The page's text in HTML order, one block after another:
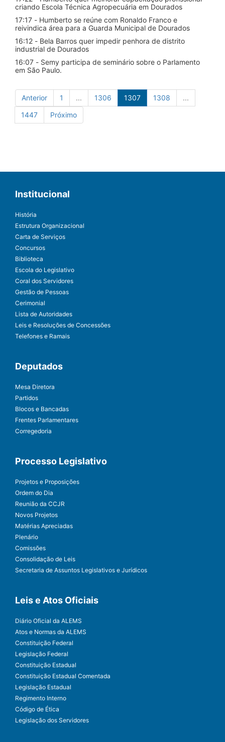
criando Escola Técnica Agropecuária em Dourados
17:17 - Humberto se reúne com Ronaldo Franco e
reivindica área para a Guarda Municipal de Dourados
16:12 - Bela Barros quer impedir penhora de distrito
industrial de Dourados
16:07 - Semy participa de seminário sobre o Parlamento
em São Paulo.
Anterior 1 ... 1306 1307 1308
...
1447
Próximo
Institucional
História
Estrutura Organizacional
Carta de Serviços
Concursos
Biblioteca
Escola do Legislativo
Coral dos Servidores
Gestão de Pessoas
Cerimonial
Lista de Autoridades
Leis e Resoluções de Concessões
Telefones e Ramais
Deputados
Mesa Diretora
Partidos
Blocos e Bancadas
Frentes Parlamentares
Corregedoria
Processo Legislativo
Projetos e Proposições
Ordem do Dia
Reunião da CCJR
Novos Projetos
Matérias Apreciadas
Plenário
Comissões
Consolidação de Leis
Secretaria de Assuntos Legislativos e Jurídicos
Leis e Atos Oficiais
Diário Oficial da ALEMS
Atos e Normas da ALEMS
Constituição Federal
Legislação Federal
Constituição Estadual
Constituição Estadual Comentada
Legislação Estadual
Regimento Interno
Código de Ética
Legislação dos Servidores